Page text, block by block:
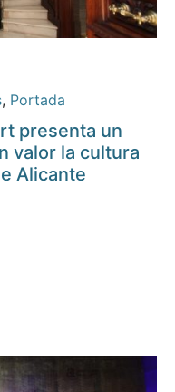
, Portada
presenta un
valor la cultura
Alicante